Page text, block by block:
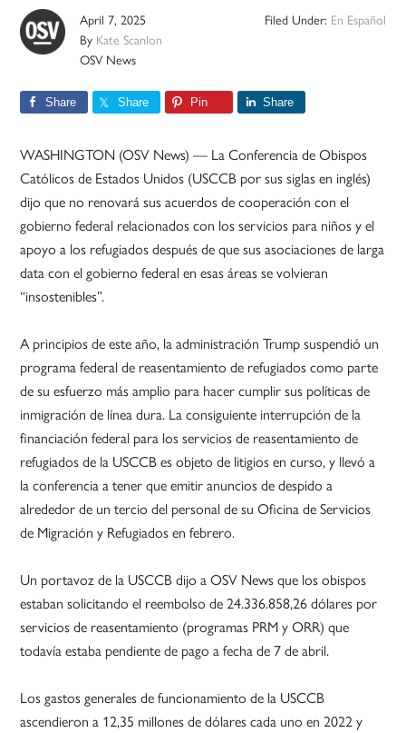
April 7, 2025
By Kate Scanlon
OSV News
Filed Under: En Español
Share Share Pin Share
WASHINGTON (OSV News) — La Conferencia de Obispos
Católicos de Estados Unidos (USCCB por sus siglas en inglés)
dijo que no renovará sus acuerdos de cooperación con el
gobierno federal relacionados con los servicios para niños y el
apoyo a los refugiados después de que sus asociaciones de larga
data con el gobierno federal en esas áreas se volvieran
“insostenibles”.
A principios de este año, la administración Trump suspendió un
programa federal de reasentamiento de refugiados como parte
de su esfuerzo más amplio para hacer cumplir sus políticas de
inmigración de línea dura. La consiguiente interrupción de la
financiación federal para los servicios de reasentamiento de
refugiados de la USCCB es objeto de litigios en curso, y llevó a
la conferencia a tener que emitir anuncios de despido a
alrededor de un tercio del personal de su Oficina de Servicios
de Migración y Refugiados en febrero.
Un portavoz de la USCCB dijo a OSV News que los obispos
estaban solicitando el reembolso de 24.336.858,26 dólares por
servicios de reasentamiento (programas PRM y ORR) que
todavía estaba pendiente de pago a fecha de 7 de abril.
Los gastos generales de funcionamiento de la USCCB
ascendieron a 12,35 millones de dólares cada uno en 2022 y